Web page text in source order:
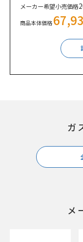
メーカー希望小売価格
商品本体価格
ガ
メ